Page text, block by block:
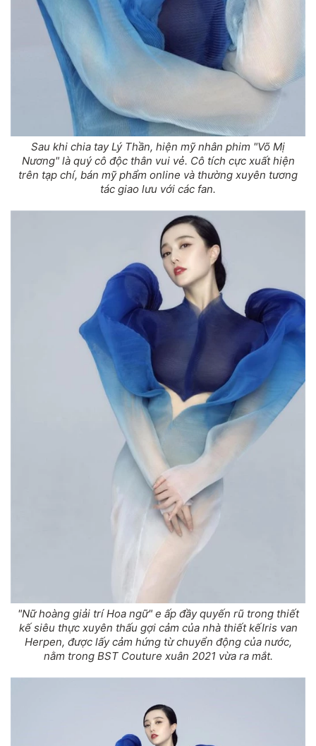
Sau khi chia tay Lý Thần, hiện mỹ nhân phim "Võ Mị
Nương" là quý cô độc thân vui vẻ. Cô tích cực xuất hiện
trên tạp chí, bán mỹ phẩm online và thường xuyên tương
tác giao lưu với các fan.
"Nữ hoàng giải trí Hoa ngữ" e ấp đầy quyến rũ trong thiết
kế siêu thực xuyên thấu gợi cảm của nhà thiết kếIris van
Herpen, được lấy cảm hứng từ chuyển động của nước,
nằm trong BST Couture xuân 2021 vừa ra mắt.